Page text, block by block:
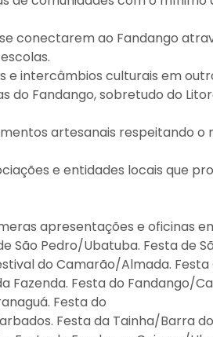
conectarem ao Fandango
e intercâmbios culturais em
do Fandango, sobretudo do
artesanais respeitando o
e entidades locais que
apresentações e oficinas
São Pedro/Ubatuba. Festa de
do Camarão/Almada.
Fazenda. Festa do Fandango/
Festa do
Festa da Tainha/Barra